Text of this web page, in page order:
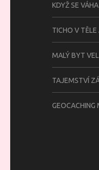
KDYŽ SE
TICHO V TĚLE
MALÝ BYT
TAJEMSTVÍ
GEOCACHING